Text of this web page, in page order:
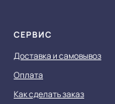
СЕРВИС
Доставка и самовывоз
Оплата
Как сделать заказ